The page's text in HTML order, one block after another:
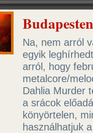
Na, nem arról
egyik
arról, hogy
metalcore/
Dahlia Murder
a srácok
könyörtelen,
használhatjuk